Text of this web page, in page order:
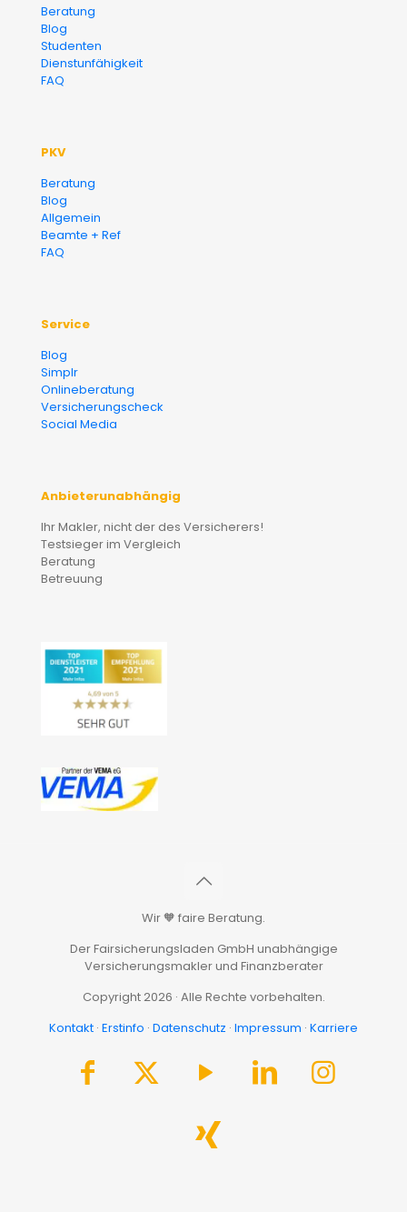
Beratung
Blog
Studenten
Dienstunfähigkeit
FAQ
PKV
Beratung
Blog
Allgemein
Beamte + Ref
FAQ
Service
Blog
Simplr
Onlineberatung
Versicherungscheck
Social Media
Anbieterunabhängig
Ihr Makler, nicht der des Versicherers!
Testsieger im Vergleich
Beratung
Betreuung
Wir 🧡 faire Beratung.
Der Fairsicherungsladen GmbH unabhängige
Versicherungsmakler und Finanzberater
Copyright 2026 · Alle Rechte vorbehalten.
Kontakt · Erstinfo · Datenschutz · Impressum · Karriere